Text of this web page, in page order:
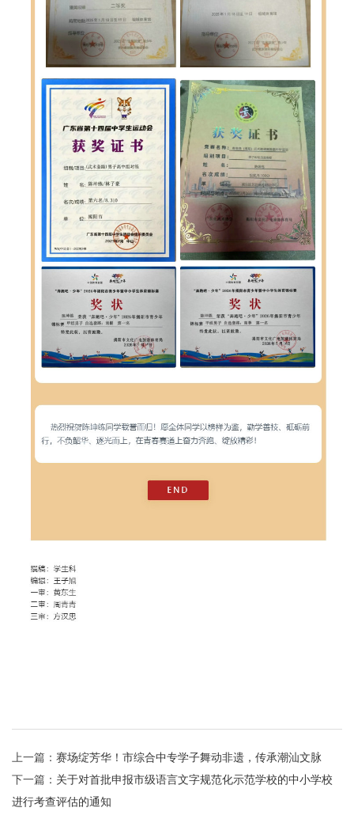
上一篇： 赛场绽芳华！市综合中专学子舞动非遗，传承潮汕文脉
下一篇： 关于对首批申报市级语言文字规范化示范学校的中小学校
进行考查评估的通知